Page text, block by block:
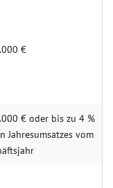
€
€ oder bis zu 4 %
Jahresumsatzes vom